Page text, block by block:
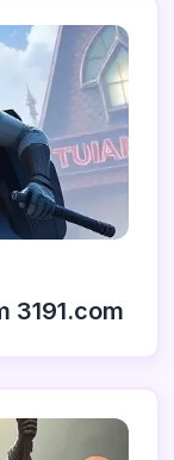
3191.com